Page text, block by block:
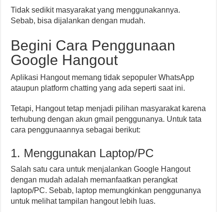
Tidak sedikit masyarakat yang menggunakannya.
Sebab, bisa dijalankan dengan mudah.
Begini Cara Penggunaan
Google Hangout
Aplikasi Hangout memang tidak sepopuler WhatsApp
ataupun platform chatting yang ada seperti saat ini.
Tetapi, Hangout tetap menjadi pilihan masyarakat karena
terhubung dengan akun gmail penggunanya. Untuk tata
cara penggunaannya sebagai berikut:
1. Menggunakan Laptop/PC
Salah satu cara untuk menjalankan Google Hangout
dengan mudah adalah memanfaatkan perangkat
laptop/PC. Sebab, laptop memungkinkan penggunanya
untuk melihat tampilan hangout lebih luas.